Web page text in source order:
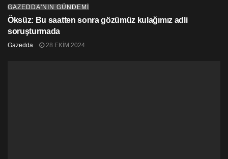
GAZEDDA'NIN GÜNDEMİ
Öksüz: Bu saatten sonra gözümüz kulağımız adli
soruşturmada
Gazedda 28 EKIM 2024